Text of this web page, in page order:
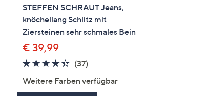
STEFFEN SCHRAUT Jeans,
knöchellang Schlitz mit
Ziersteinen sehr schmales Bein
€ 39,99
4.3
(37)
Weitere Farben verfügbar